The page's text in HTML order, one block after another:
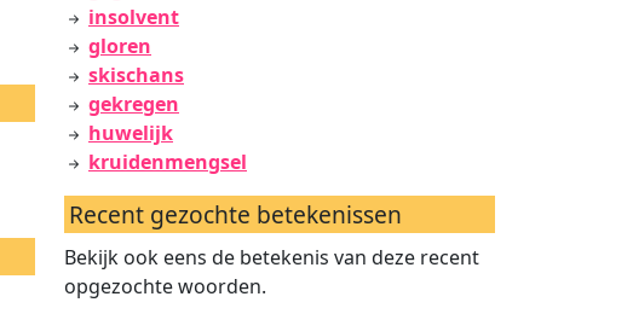
insolvent
gloren
skischans
gekregen
huwelijk
kruidenmengsel
Recent gezochte betekenissen
Bekijk ook eens de betekenis van deze recent
opgezochte woorden.